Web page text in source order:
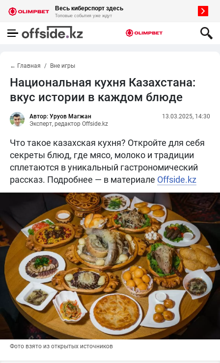
← Главная Вне игры
Национальная кухня Казахстана:
вкус истории в каждом блюде
Автор: Уруов Магжан
Эксперт, редактор Offside.kz
13.03.2025, 14:30
Что такое казахская кухня? Откройте для себя
секреты блюд, где мясо, молоко и традиции
сплетаются в уникальный гастрономический
рассказ. Подробнее — в материале Offside.kz
Фото взято из открытых источников